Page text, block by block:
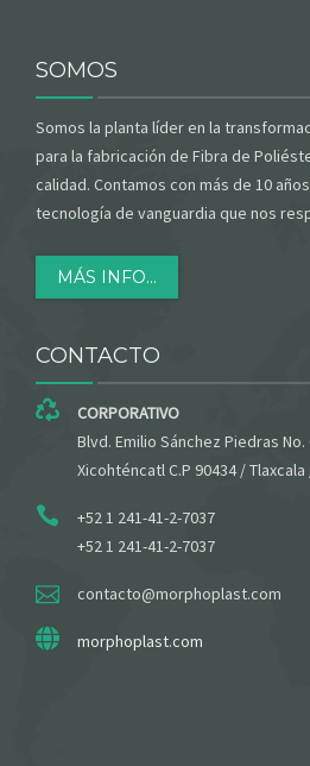
SOMOS
Somos la planta líder en la
para la fabricación de Fibra de
calidad. Contamos con más de 10
tecnología de vanguardia que nos
MÁS INFO...
CONTACTO
CORPORATIVO
Blvd. Emilio Sánchez Piedras
Xicohténcatl C.P 90434 /
+52 1 241-41-2-7037
+52 1 241-41-2-7037
contacto@morphoplast.com
morphoplast.com